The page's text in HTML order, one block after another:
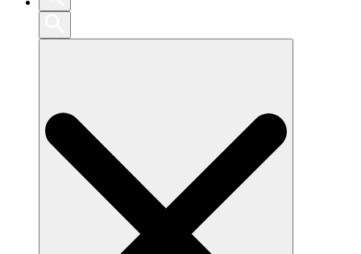
Search